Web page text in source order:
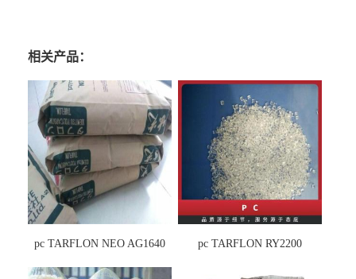
相关产品：
pc TARFLON NEO AG1640 pc TARFLON RY2200